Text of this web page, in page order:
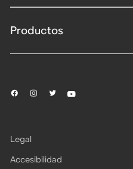
Productos
Legal
Accesibilidad